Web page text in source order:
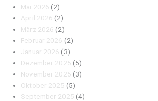
Mai 2026 (2)
April 2026 (2)
März 2026 (2)
Februar 2026 (2)
Januar 2026 (3)
Dezember 2025 (5)
November 2025 (3)
Oktober 2025 (5)
September 2025 (4)